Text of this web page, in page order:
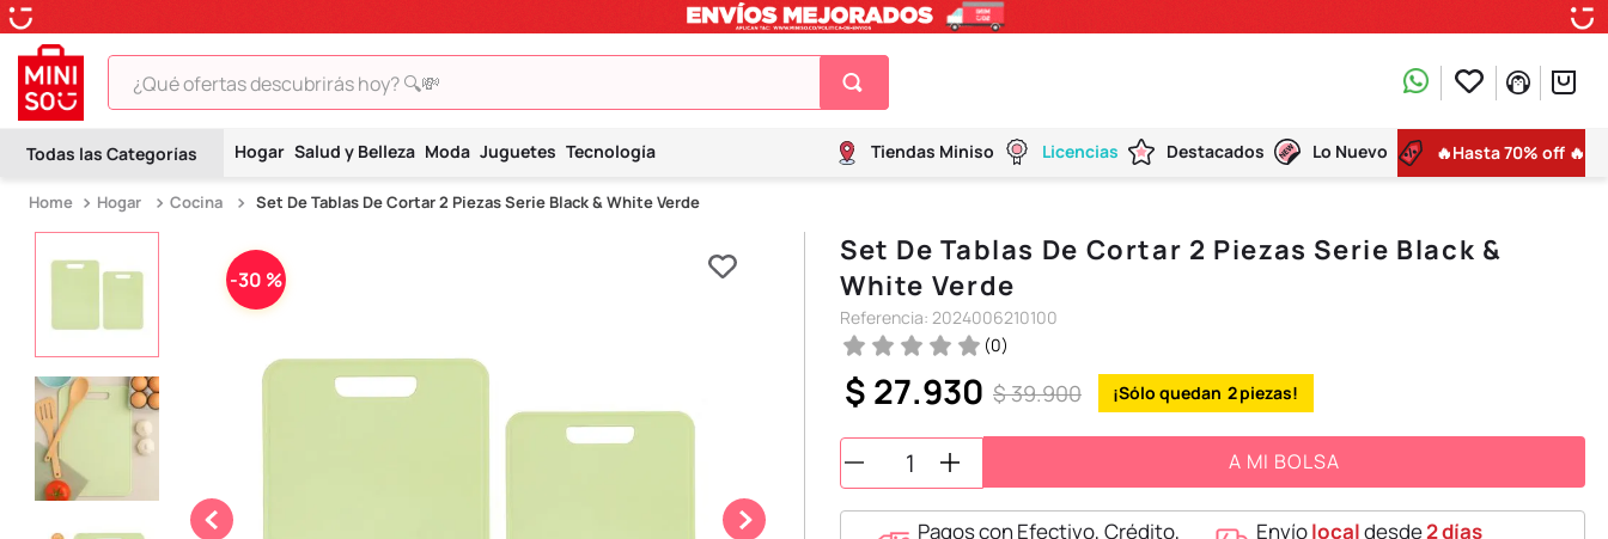
¿Qué ofertas descubrirás hoy? 🔍💸
Hogar Salud y Belleza Moda Juguetes Tecnología Tiendas Miniso Licencias Destacados Lo Nuevo 🔥Hasta 70% off 🔥
Hogar Cocina Set De Tablas De Cortar 2 Piezas Serie Black & White Verde
-30 %
Set De Tablas De Cortar 2 Piezas Serie Black &
White Verde
Referencia: 2024006210100
(0)
$39.900
$ 27.930 2
A MI BOLSA
Pagos con Efectivo, Crédito,
Envíolocaldesde2 días
TÉRMINOS MÁS BUSCADOS
2.
hello kitty
snoopy
ositos cariñositos
toy story
9.
one piece